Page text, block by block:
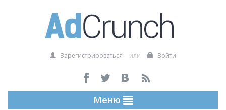
Зарегистрироваться или Войти
Меню